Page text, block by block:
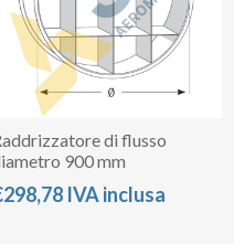
di flusso
900 mm
IVA inclusa